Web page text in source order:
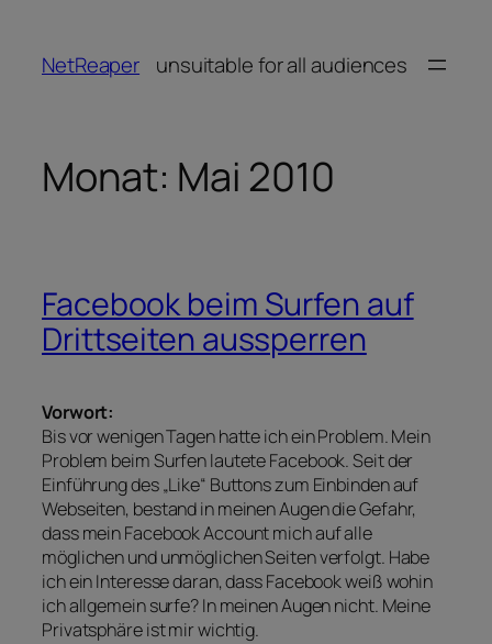
springen
NetReaper unsuitable for all audiences
Monat: Mai 2010
Facebook beim Surfen auf
Drittseiten aussperren
Vorwort:
Bis vor wenigen Tagen hatte ich ein Problem. Mein
Problem beim Surfen lautete Facebook. Seit der
Einführung des „Like“ Buttons zum Einbinden auf
Webseiten, bestand in meinen Augen die Gefahr,
dass mein Facebook Account mich auf alle
möglichen und unmöglichen Seiten verfolgt. Habe
ich ein Interesse daran, dass Facebook weiß wohin
ich allgemein surfe? In meinen Augen nicht. Meine
Privatsphäre ist mir wichtig.